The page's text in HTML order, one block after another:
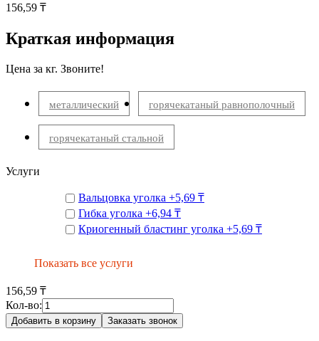
156,59 ₸
Краткая информация
Цена за кг. Звоните!
металлический горячекатаный равнополочный
горячекатаный стальной
Услуги
Вальцовка уголка +5,69 ₸
Гибка уголка +6,94 ₸
Криогенный бластинг уголка +5,69 ₸
Показать все услуги
156,59 ₸
Кол-во:
Добавить в корзину Заказать звонок